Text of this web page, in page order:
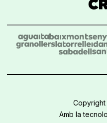
Amb la